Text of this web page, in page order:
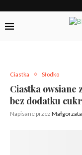
Ciastka Słodko
Ciastka
bez dodatku
Napisane przez